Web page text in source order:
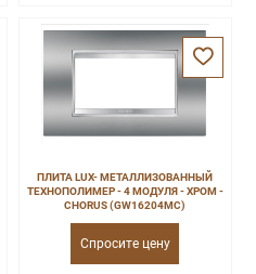
ПЛИТА LUX- МЕТАЛЛИЗОВАННЫЙ
ТЕХНОПОЛИМЕР - 4 МОДУЛЯ - ХРОМ -
CHORUS (GW16204MC)
Спросите цену